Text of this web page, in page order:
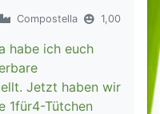
Compostella 1,00
habe ich euch
Jetzt haben wir
1für4-Tütchen